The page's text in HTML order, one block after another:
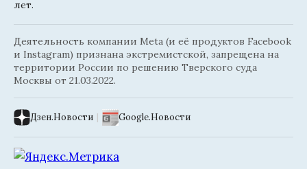
лет.
Деятельность компании Meta (и её продуктов Facebook
и Instagram) признана экстремистской, запрещена на
территории России по решению Тверского суда
Москвы от 21.03.2022.
Дзен.Новости Google.Новости